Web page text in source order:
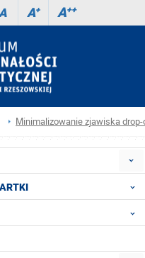
A+ A++
Minimalizowanie zjawiska drop-